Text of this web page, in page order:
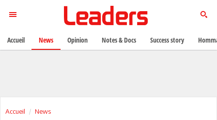
Accueil News
Accueil News Opinion Notes & Docs Success story